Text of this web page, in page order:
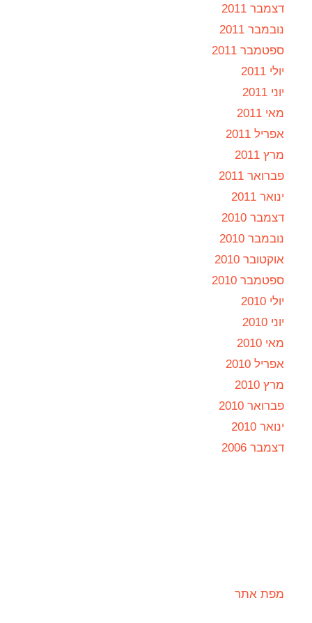
דצמבר 2011
נובמבר 2011
ספטמבר 2011
יולי 2011
יוני 2011
מאי 2011
אפריל 2011
מרץ 2011
פברואר 2011
ינואר 2011
דצמבר 2010
נובמבר 2010
אוקטובר 2010
ספטמבר 2010
יולי 2010
יוני 2010
מאי 2010
אפריל 2010
מרץ 2010
פברואר 2010
ינואר 2010
דצמבר 2006
מפת אתר